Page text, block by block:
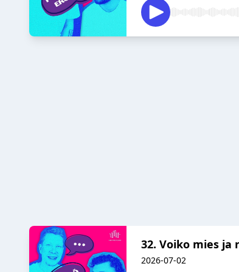
32. Voiko mies ja
2026-07-02